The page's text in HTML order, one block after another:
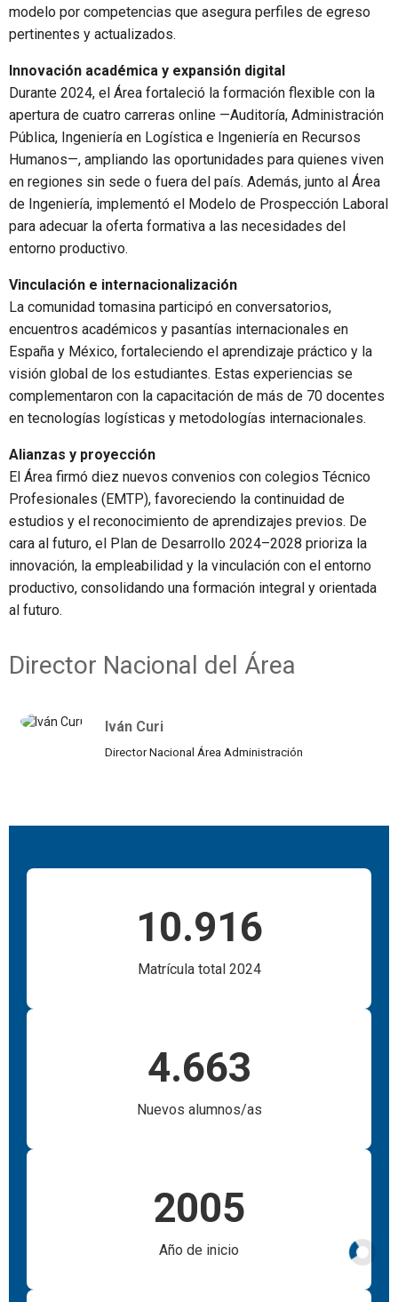
modelo por competencias que asegura perfiles de egreso
pertinentes y actualizados.
Innovación académica y expansión digital
Durante 2024, el Área fortaleció la formación flexible con la
apertura de cuatro carreras online —Auditoría, Administración
Pública, Ingeniería en Logística e Ingeniería en Recursos
Humanos—, ampliando las oportunidades para quienes viven
en regiones sin sede o fuera del país. Además, junto al Área
de Ingeniería, implementó el Modelo de Prospección Laboral
para adecuar la oferta formativa a las necesidades del
entorno productivo.
Vinculación e internacionalización
La comunidad tomasina participó en conversatorios,
encuentros académicos y pasantías internacionales en
España y México, fortaleciendo el aprendizaje práctico y la
visión global de los estudiantes. Estas experiencias se
complementaron con la capacitación de más de 70 docentes
en tecnologías logísticas y metodologías internacionales.
Alianzas y proyección
El Área firmó diez nuevos convenios con colegios Técnico
Profesionales (EMTP), favoreciendo la continuidad de
estudios y el reconocimiento de aprendizajes previos. De
cara al futuro, el Plan de Desarrollo 2024–2028 prioriza la
innovación, la empleabilidad y la vinculación con el entorno
productivo, consolidando una formación integral y orientada
al futuro.
Director Nacional del Área
Iván Curi
Director Nacional Área Administración
10.916
Matrícula total 2024
4.663
Nuevos alumnos/as
2005
Año de inicio